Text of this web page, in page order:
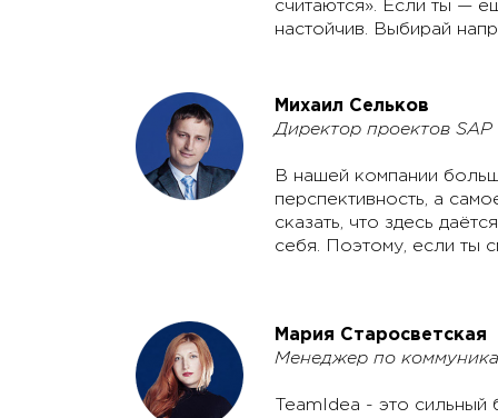
считаются». Если ты —
настойчив. Выбирай
Михаил Сельков
Директор проектов SAP
В нашей компании
перспективность, а
сказать, что здесь
себя. Поэтому, если ты
Мария Старосветская
Менеджер по
TeamIdea - это